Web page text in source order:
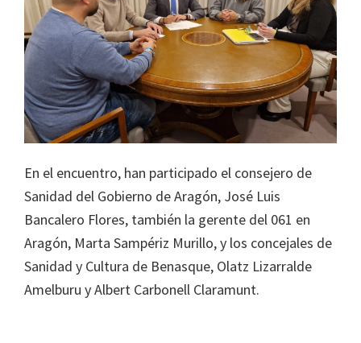
En el encuentro, han participado el consejero de
Sanidad del Gobierno de Aragón, José Luis
Bancalero Flores, también la gerente del 061 en
Aragón, Marta Sampériz Murillo, y los concejales de
Sanidad y Cultura de Benasque, Olatz Lizarralde
Amelburu y Albert Carbonell Claramunt.